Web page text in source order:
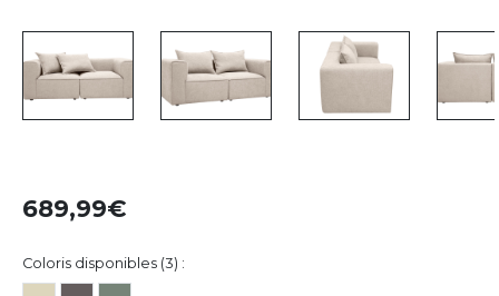
689,99
Coloris disponibles (3) :